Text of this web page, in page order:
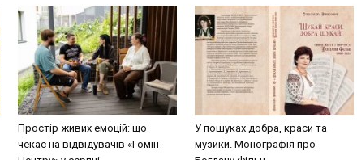
Простір живих емоцій: що
чекає на відвідувачів «Гомін
У пошуках добра, краси та
музики. Монографія про